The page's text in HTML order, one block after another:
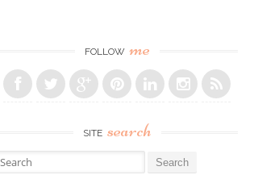
FOLLOW me
SITE search
Search for: